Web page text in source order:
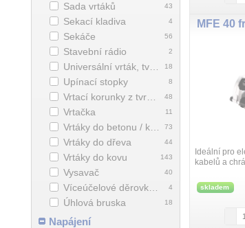
43
Sada vrtáků
4
Sekací kladiva
56
Sekáče
2
Stavební rádio
18
Universální vrták, tvrdokov
8
Upínací stopky
48
Vrtací korunky z tvrdokovu
11
Vrtačka
73
Vrtáky do betonu / kamene
44
Vrtáky do dřeva
143
Vrtáky do kovu
40
Vysavač
4
Víceúčelové děrovky „Pionier“ s tvrdokovem
18
Úhlová bruska
Napájení
MFE 40
Ideální pro
kabelů a
práce díky
skladem